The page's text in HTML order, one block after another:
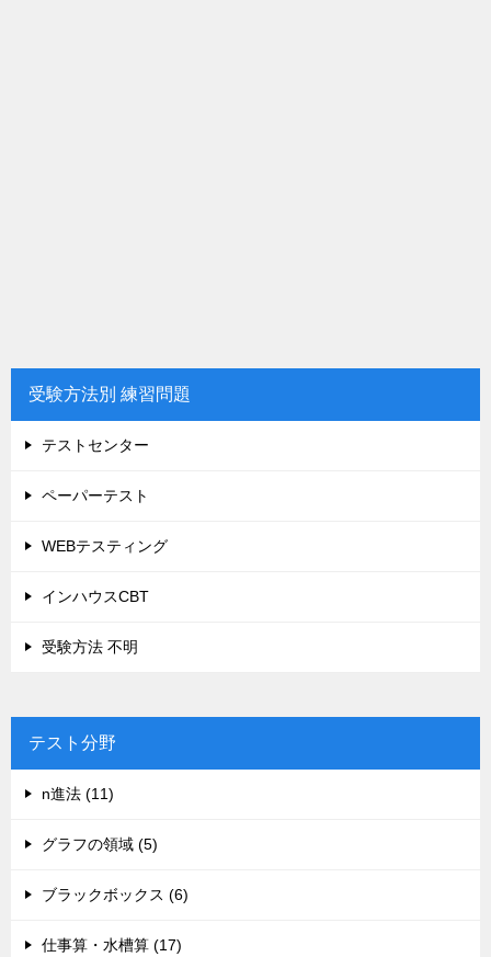
受験方法別 練習問題
テストセンター
ペーパーテスト
WEBテスティング
インハウスCBT
受験方法 不明
テスト分野
n進法 (11)
グラフの領域 (5)
ブラックボックス (6)
仕事算・水槽算 (17)